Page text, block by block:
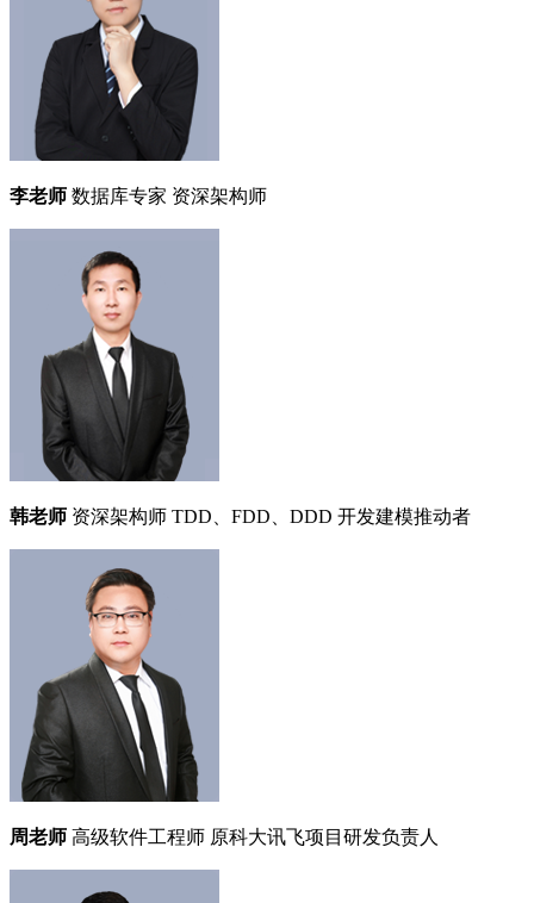
李老师 数据库专家 资深架构师
韩老师 资深架构师 TDD、FDD、DDD 开发建模推动者
周老师 高级软件工程师 原科大讯飞项目研发负责人